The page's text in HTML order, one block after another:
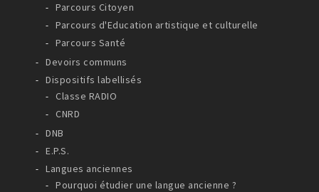
Parcours Citoyen
Parcours d'Education artistique et culturelle
Parcours Santé
Devoirs communs
Dispositifs labellisés
Classe RADIO
CNRD
DNB
E.P.S.
Langues anciennes
Pourquoi étudier une langue ancienne ?